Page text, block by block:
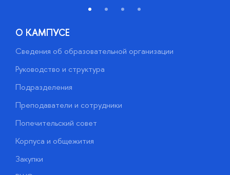
О КАМПУСЕ
Сведения об образовательной организации
Руководство и структура
Подразделения
Преподаватели и сотрудники
Попечительский совет
Корпуса и общежития
Закупки